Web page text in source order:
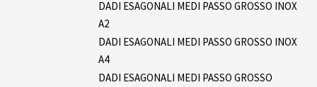
DADI ESAGONALI MEDI PASSO GROSSO INOX
A2
DADI ESAGONALI MEDI PASSO GROSSO INOX
A4
DADI ESAGONALI MEDI PASSO GROSSO